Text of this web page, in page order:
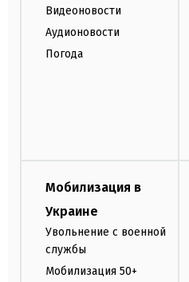
Видеоновости
Аудионовости
Погода
Мобилизация в
Украине
Увольнение с военной
службы
Мобилизация 50+